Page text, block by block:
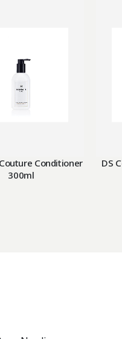
Conditioner
300ml
DS